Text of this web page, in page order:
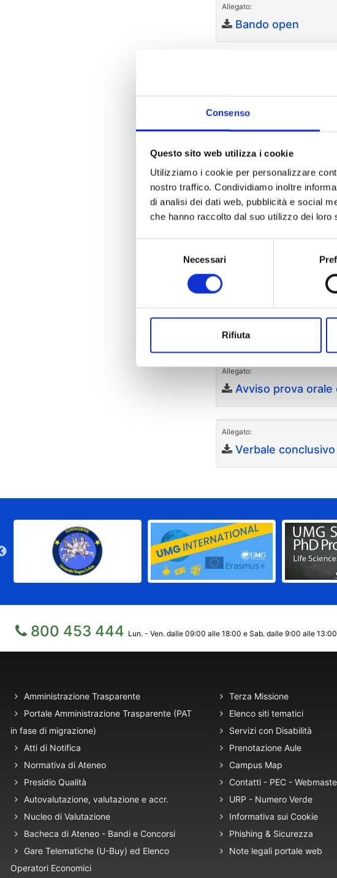
Consenso
Questo sito web utilizza i cookie
Utilizziamo i cookie per personalizzare
nostro traffico. Condividiamo inoltre
di analisi dei dati web, pubblicità e social
che hanno raccolto dal suo utilizzo dei loro
Necessari
Rifiuta
Allegato:
Bando open
Allegato:
Allegato:
Nomina
Allegato:
Allegato:
Avviso prova orale
Allegato:
Verbale conclusivo
800 453 444 Lun. - Ven. dalle 09:00 alle 18:00 e Sab. dalle 9:00 alle 13:00
Amministrazione Trasparente
Portale Amministrazione Trasparente (PAT
in fase di migrazione)
Atti di Notifica
Normativa di Ateneo
Presidio Qualità
Autovalutazione, valutazione e accr.
Nucleo di Valutazione
Bacheca di Ateneo - Bandi e Concorsi
Gare Telematiche (U-Buy) ed Elenco
Operatori Economici
Terza Missione
Elenco siti tematici
Servizi con Disabilità
Prenotazione Aule
Campus Map
Contatti - PEC -
URP - Numero Verde
Informativa sui Cookie
Phishing & Sicurezza
Note legali portale web